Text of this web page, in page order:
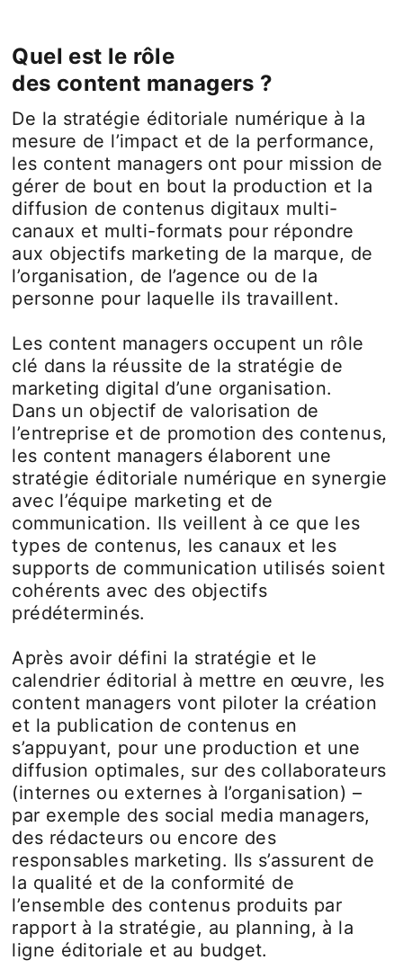
Quel est le rôle
des content managers ?
De la stratégie éditoriale numérique à la
mesure de l’impact et de la performance,
les content managers ont pour mission de
gérer de bout en bout la production et la
diffusion de contenus digitaux multi-
canaux et multi-formats pour répondre
aux objectifs marketing de la marque, de
l’organisation, de l’agence ou de la
personne pour laquelle ils travaillent.
Les content managers occupent un rôle
clé dans la réussite de la stratégie de
marketing digital d’une organisation.
Dans un objectif de valorisation de
l’entreprise et de promotion des contenus,
les content managers élaborent une
stratégie éditoriale numérique en synergie
avec l’équipe marketing et de
communication. Ils veillent à ce que les
types de contenus, les canaux et les
supports de communication utilisés soient
cohérents avec des objectifs
prédéterminés.
Après avoir défini la stratégie et le
calendrier éditorial à mettre en œuvre, les
content managers vont piloter la création
et la publication de contenus en
s’appuyant, pour une production et une
diffusion optimales, sur des collaborateurs
(internes ou externes à l’organisation) –
par exemple des social media managers,
des rédacteurs ou encore des
responsables marketing. Ils s’assurent de
la qualité et de la conformité de
l’ensemble des contenus produits par
rapport à la stratégie, au planning, à la
ligne éditoriale et au budget.